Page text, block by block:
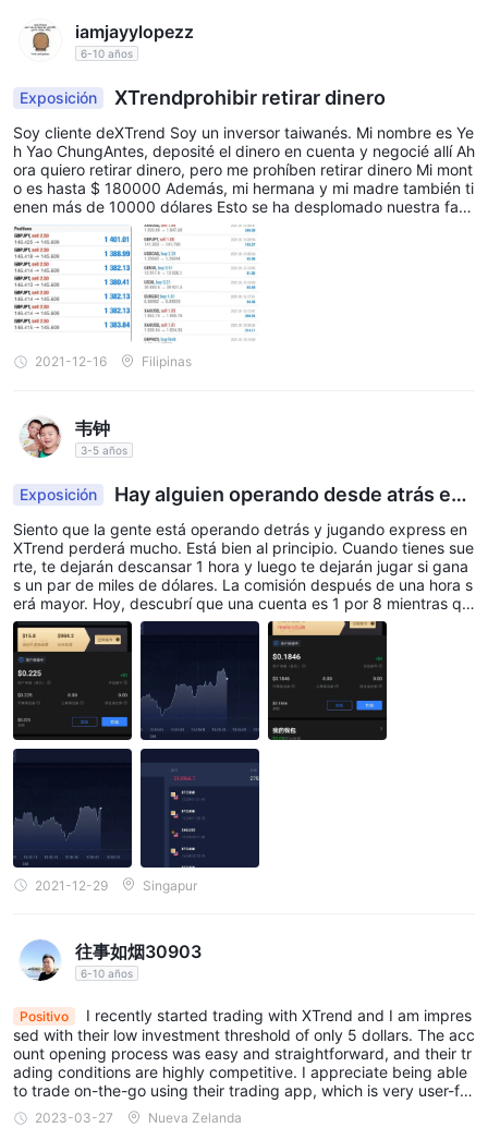
iamjayylopezz
6-10 años
Exposición XTrendprohibir retirar dinero
Soy cliente deXTrend Soy un inversor taiwanés. Mi nombre es Ye
h Yao ChungAntes, deposité el dinero en cuenta y negocié allí Ah
ora quiero retirar dinero, pero me prohíben retirar dinero Mi mont
o es hasta $ 180000 Además, mi hermana y mi madre también ti
enen más de 10000 dólares Esto se ha desplomado nuestra fami
lia en crisis financiera quiero contarles a todos los inversores sob
re esto y también me quejé a la asic
2021-12-16 Filipinas
韦钟
3-5 años
Exposición
Hay alguien operando desde atrás en l
a tendencia X
Siento que la gente está operando detrás y jugando express en
XTrend perderá mucho. Está bien al principio. Cuando tienes sue
rte, te dejarán descansar 1 hora y luego te dejarán jugar si gana
s un par de miles de dólares. La comisión después de una hora s
erá mayor. Hoy, descubrí que una cuenta es 1 por 8 mientras qu
e la otra cuenta que perder diez mil es 1 por 6 al mismo tiempo.
2021-12-29 Singapur
往事如烟30903
6-10 años
Positivo
I recently started trading with XTrend and I am impres
sed with their low investment threshold of only 5 dollars. The acc
ount opening process was easy and straightforward, and their tr
ading conditions are highly competitive. I appreciate being able
to trade on-the-go using their trading app, which is very user-fri
endly.2023-03-27 Nueva Zelanda